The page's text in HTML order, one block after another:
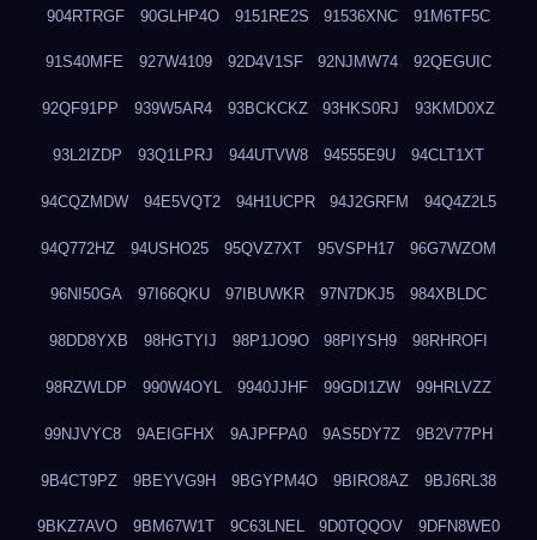
904RTRGF 90GLHP4O 9151RE2S 91536XNC 91M6TF5C
91S40MFE 927W4109 92D4V1SF 92NJMW74 92QEGUIC
92QF91PP 939W5AR4 93BCKCKZ 93HKS0RJ 93KMD0XZ
93L2IZDP 93Q1LPRJ 944UTVW8 94555E9U 94CLT1XT
94CQZMDW 94E5VQT2 94H1UCPR 94J2GRFM 94Q4Z2L5
94Q772HZ 94USHO25 95QVZ7XT 95VSPH17 96G7WZOM
96NI50GA 97I66QKU 97IBUWKR 97N7DKJ5 984XBLDC
98DD8YXB 98HGTYIJ 98P1JO9O 98PIYSH9 98RHROFI
98RZWLDP 990W4OYL 9940JJHF 99GDI1ZW 99HRLVZZ
99NJVYC8 9AEIGFHX 9AJPFPA0 9AS5DY7Z 9B2V77PH
9B4CT9PZ 9BEYVG9H 9BGYPM4O 9BIRO8AZ 9BJ6RL38
9BKZ7AVO 9BM67W1T 9C63LNEL 9D0TQQOV 9DFN8WE0